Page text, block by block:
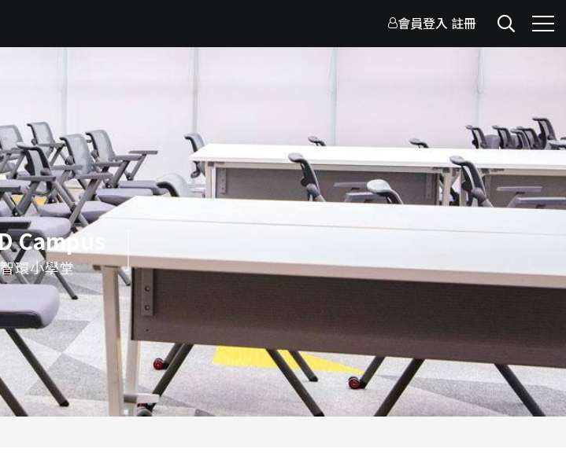
會員登入 註冊
Campus
智環小學堂